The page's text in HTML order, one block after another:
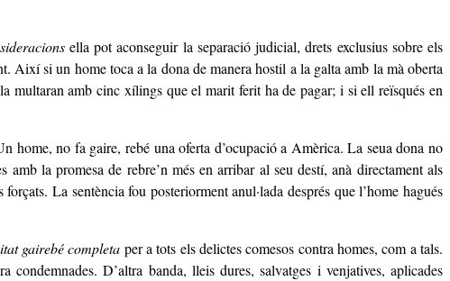
ella pot aconseguir la separació judicial, drets exclusius sobre els
Així si un home toca a la dona de manera hostil a la galta amb la mà oberta
multaran amb cinc xílings que el marit ferit ha de pagar; i si ell reïsqués en
home, no fa gaire, rebé una oferta d’ocupació a Amèrica. La seua dona no
la promesa de rebre’n més en arribar al seu destí, anà directament als
La sentència fou posteriorment anul·lada després que l’home hagués
gairebé completa per a tots els delictes comesos contra homes, com a tals.
D’altra banda, lleis dures, salvatges i venjatives, aplicades